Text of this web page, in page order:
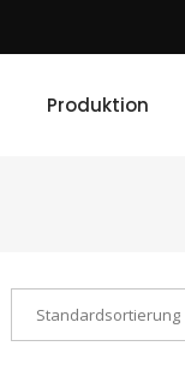
Produktion
Standardsortierung